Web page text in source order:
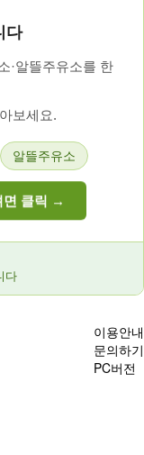
다
·알뜰주유소를 한
보세요.
알뜰주유소
면 클릭 →
다
이용안내
문의하기
PC버전